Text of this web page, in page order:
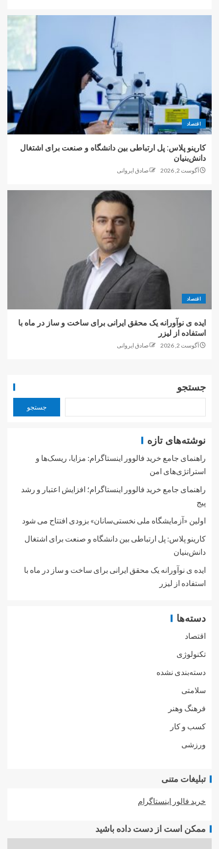
اقتصاد
کارینو پلاس: پل ارتباطی بین دانشگاه و صنعت برای اشتغال
دانش‌بنیان
آگوست 2, 2026 صادق ایروانی
اقتصاد
ایده ی نوآورانه یک محقق ایرانی برای ساخت و ساز در ماه با
استفاده از لیزر
آگوست 2, 2026 صادق ایروانی
جستجو
جستجو
نوشته‌های تازه
راهنمای جامع خرید فالوور اینستاگرام: مزایا، ریسک‌ها و
استراتژی‌های امن
راهنمای جامع خرید فالوور اینستاگرام؛ افزایش اعتبار و رشد
پیج
اولین «آزمایشگاه ملی نخستی‌سانان» بزودی افتتاح می شود
کارینو پلاس: پل ارتباطی بین دانشگاه و صنعت برای اشتغال
دانش‌بنیان
ایده ی نوآورانه یک محقق ایرانی برای ساخت و ساز در ماه با
استفاده از لیزر
دسته‌ها
اقتصاد
تکنولوژی
دسته‌بندی نشده
سلامتی
فرهنگ وهنر
کسب و کار
ورزشی
تبلیغات متنی
خرید فالور اینستاگرام
ممکن است از دست داده باشید